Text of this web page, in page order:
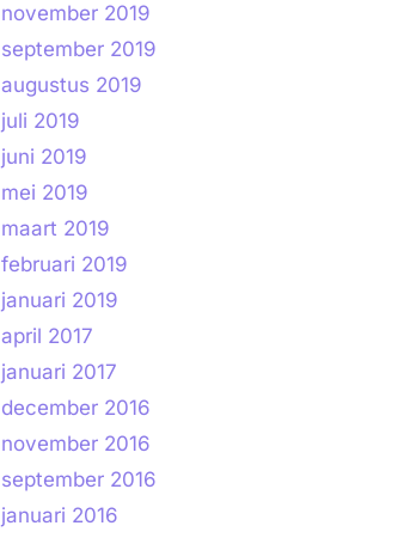
november 2019
september 2019
augustus 2019
juli 2019
juni 2019
mei 2019
maart 2019
februari 2019
januari 2019
april 2017
januari 2017
december 2016
november 2016
september 2016
januari 2016